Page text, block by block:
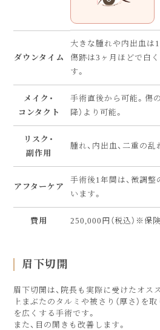
ダウンタイム
大きな腫れや内出血は
傷跡は3ヶ月ほどで白
す。
メイク・
コンタクト
手術直後から可能。傷
降）より可能。
リスク・
副作用
腫れ、内出血、二重の乱
アフターケア
手術後1年間は、微調整
います。
費用 250,000円（税込）※保
眉下切開
眉下切開は、院長も実際に受けたオス
上まぶたのタルミや被さり（厚さ）を
を広くする手術です。
また、目の開きも改善します。